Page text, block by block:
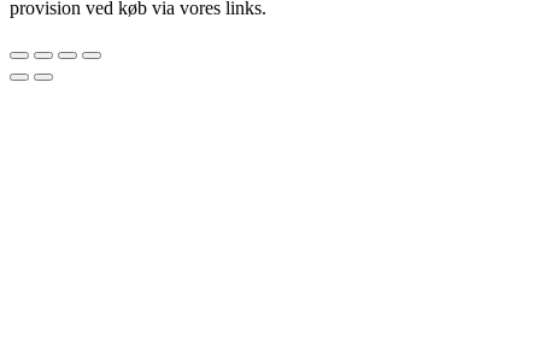
provision ved køb via vores links.